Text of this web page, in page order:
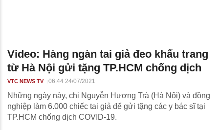
Video: Hàng ngàn tai giả đeo khẩu trang
từ Hà Nội gửi tặng TP.HCM chống dịch
VTC NEWS TV 06:44 24/07/2021
Những ngày này, chị Nguyễn Hương Trà (Hà Nội) và đồng
nghiệp làm 6.000 chiếc tai giả để gửi tặng các y bác sĩ tại
TP.HCM chống dịch COVID-19.